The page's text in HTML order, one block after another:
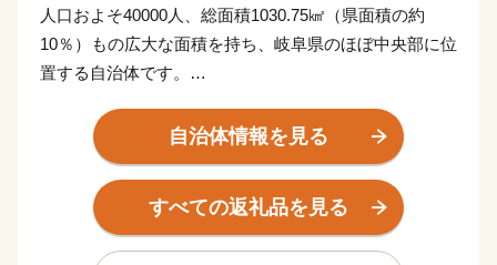
人口およそ40000人、総面積1030.75㎢（県面積の約
10％）もの広大な面積を持ち、岐阜県のほぼ中央部に位
置する自治体です。
豊かな自然と調和した生活のもと、郡上鮎や明宝ハムな
どの美味しい食べ物、ラフティングやスキー、スノーボ
ードといったアウトドアスポーツ、郡上おどりや白鳥お
どりに代表される伝統文化を堪能することができます。
自治体情報を見る
すべての返礼品を見る